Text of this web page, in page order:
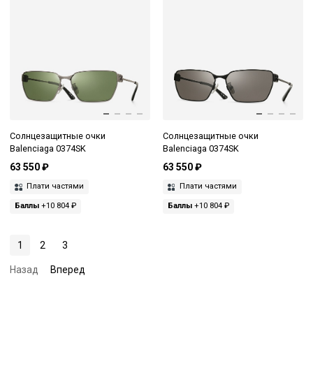
Солнцезащитные очки
Balenciaga 0374SK
63 550 ₽
Плати частями
Баллы +10 804 ₽
Солнцезащитные очки
Balenciaga 0374SK
63 550 ₽
Плати частями
Баллы+10 804 ₽
1 2 3
Назад Вперед